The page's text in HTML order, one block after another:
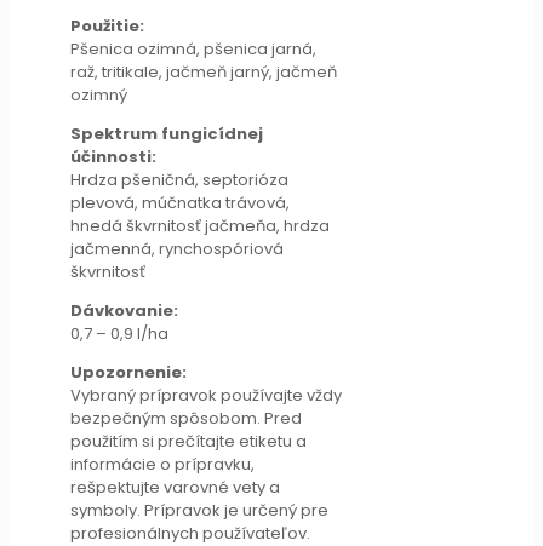
Použitie:
Pšenica ozimná, pšenica jarná,
raž, tritikale, jačmeň jarný, jačmeň
ozimný
Spektrum fungicídnej
účinnosti:
Hrdza pšeničná, septorióza
plevová, múčnatka trávová,
hnedá škvrnitosť jačmeňa, hrdza
jačmenná, rynchospóriová
škvrnitosť
Dávkovanie:
0,7 – 0,9 l/ha
Upozornenie:
Vybraný prípravok používajte vždy
bezpečným spôsobom. Pred
použitím si prečítajte etiketu a
informácie o prípravku,
rešpektujte varovné vety a
symboly. Prípravok je určený pre
profesionálnych používateľov.